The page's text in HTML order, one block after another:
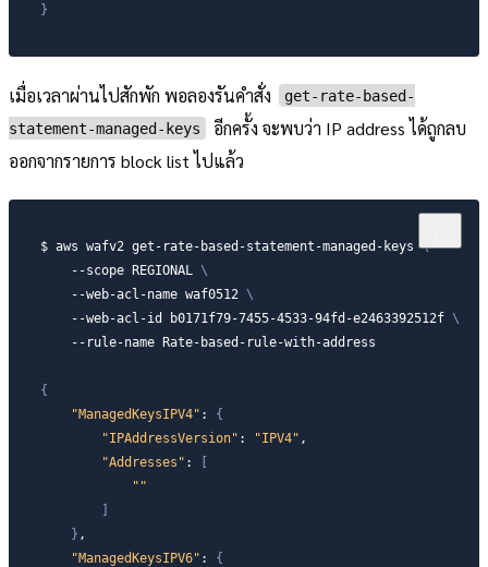
}
เมื่อเวลาผ่านไปสักพัก พอลองรันคำสั่ง
get-rate-based-
statement-managed-keys
อีกครั้ง จะพบว่า IP address ได้ถูกลบ
ออกจากรายการ block list ไปแล้ว
$ aws wafv2 get-rate-based-statement-managed-keys \
--scope REGIONAL \
    --web-acl-name waf0512
\
    --web-acl-id b0171f79-7455-4533-94fd-e2463392512f
\
    --rule-name Rate-based-rule-with-address
{
"ManagedKeysIPV4" :
{
"IPAddressVersion" : "IPV4" ,
"Addresses" :
""
} ,
"ManagedKeysIPV6" : {